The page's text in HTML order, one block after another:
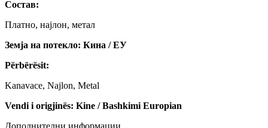
Состав:
Платно, најлон, метал
Земја на потекло: Кина / ЕУ
Përbërësit:
Kanavace, Najlon, Metal
Vendi i origjinës: Kine / Bashkimi Europian
Дополнителни информации